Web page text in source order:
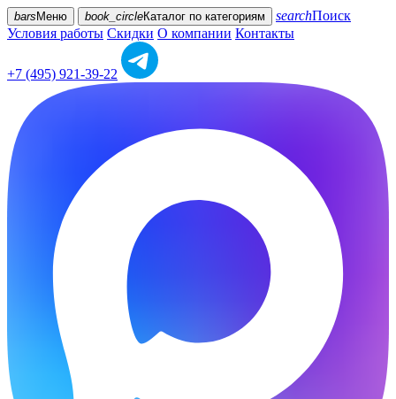
bars Меню book_circleКаталог по категориям searchПоиск
Условия работы Скидки О компании Контакты
+7 (495) 921-39-22